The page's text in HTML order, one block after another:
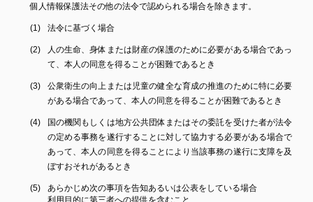
個人情報保護法その他の法令で認められる場合を除きます。
法令に基づく場合
人の生命、身体または財産の保護のために必要がある場合であっ
て、本人の同意を得ることが困難であるとき
公衆衛生の向上または児童の健全な育成の推進のために特に必要
がある場合であって、本人の同意を得ることが困難であるとき
国の機関もしくは地方公共団体またはその委託を受けた者が法令
の定める事務を遂行することに対して協力する必要がある場合で
あって、本人の同意を得ることにより当該事務の遂行に支障を及
ぼすおそれがあるとき
あらかじめ次の事項を告知あるいは公表をしている場合
利用目的に第三者への提供を含むこと